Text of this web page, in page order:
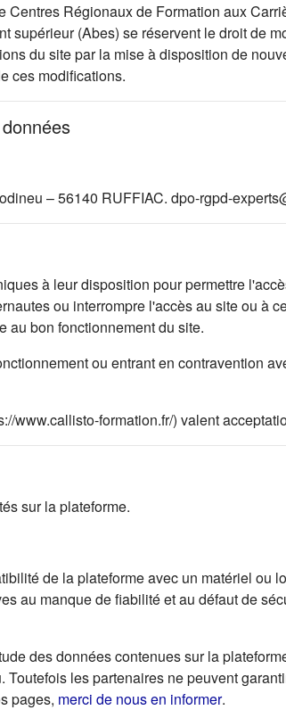
Centres Régionaux de Formation aux
(Abes) se réservent le droit de
du site par la mise à disposition de
ces modifications.
– 56140 RUFFIAC. dpo-rgpd-
à leur disposition pour permettre
ou interrompre l'accès au site ou à
au bon fonctionnement du site.
ou entrant en contravention
www.callisto-formation.fr/) valent
sur la plateforme.
de la plateforme avec un matériel ou
au manque de fiabilité et au défaut de
des données contenues sur la
les partenaires ne peuvent
pages, merci de nous en informer(s'ouvre
.